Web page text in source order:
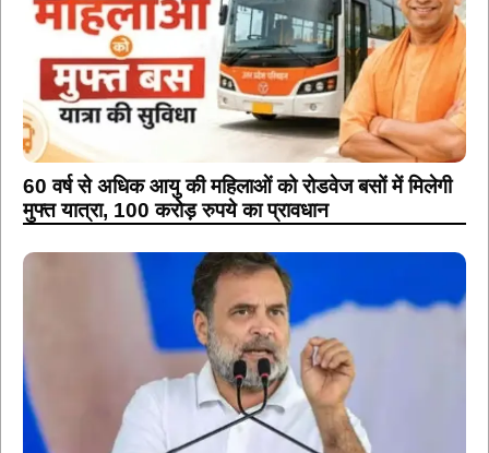
60 वर्ष से अधिक आयु की महिलाओं को रोडवेज बसों में मिलेगी
मुफ्त यात्रा, 100 करोड़ रुपये का प्रावधान